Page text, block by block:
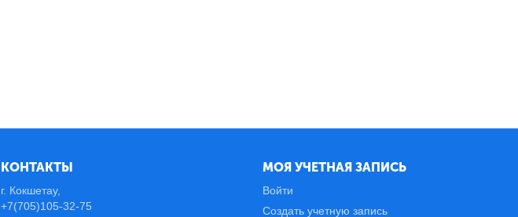
КОНТАКТЫ
г. Кокшетау,
+7(705)105-32-75
МОЯ УЧЕТНАЯ ЗАПИСЬ
Войти
Создать учетную запись